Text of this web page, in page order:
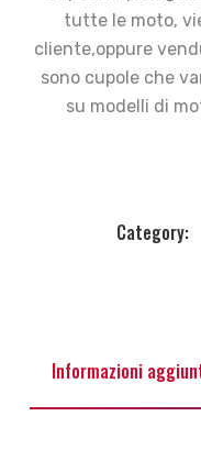
tutte le moto,
cliente,oppure
sono cupole che
su modelli di
Category:
Informazioni